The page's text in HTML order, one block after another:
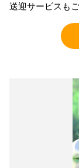
送迎サービスも